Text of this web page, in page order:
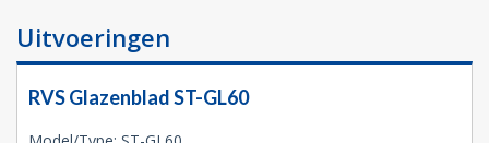
Uitvoeringen
RVS Glazenblad ST-GL60